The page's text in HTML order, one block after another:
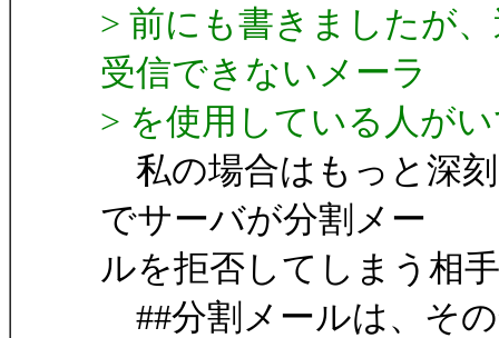
> 前にも書きましたが
受信できないメーラ
> を使用している人が
私の場合はもっと深
でサーバが分割メー
ルを拒否してしまう相
##分割メールは、そ